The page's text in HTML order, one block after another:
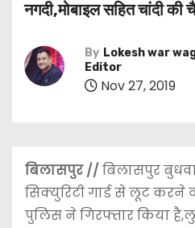
नगदी,मोबाइल सहित चांदी की
By Lokesh war
Editor
Nov 27, 2019
बिलासपुर // बिलासपुर
सिक्युरिटी गार्ड से लूट करने
पुलिस ने गिरफ्तार किया